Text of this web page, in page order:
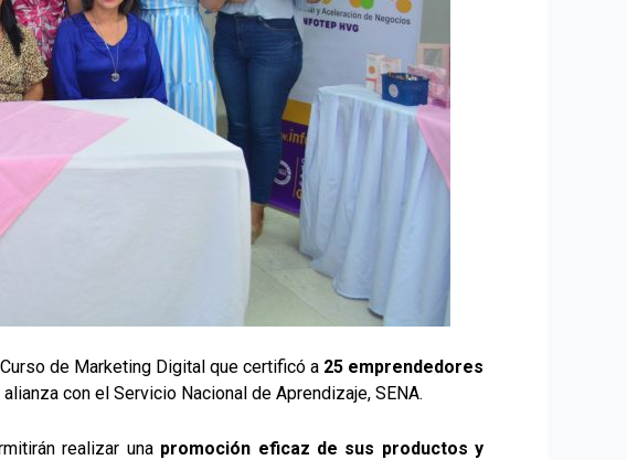
de Marketing Digital que certificó a 25 emprendedores
con el Servicio Nacional de Aprendizaje, SENA.
realizar una promoción eficaz de sus productos y